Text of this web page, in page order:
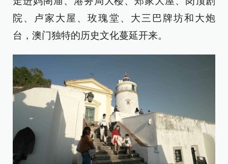
院、卢家大屋、玫瑰堂、大三巴牌坊和大炮
台，澳门独特的历史文化蔓延开来。